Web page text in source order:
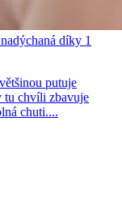
díky 1
putuje
tu chvíli zbavuje
chuti....